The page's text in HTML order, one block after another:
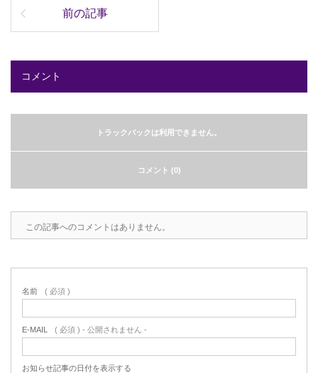
前の記事
コメント
トラックバックは利用できません。
コメント (0)
この記事へのコメントはありません。
名前 ( 必須 )
E-MAIL ( 必須 ) - 公開されません -
お知らせ記事の日付を表示する